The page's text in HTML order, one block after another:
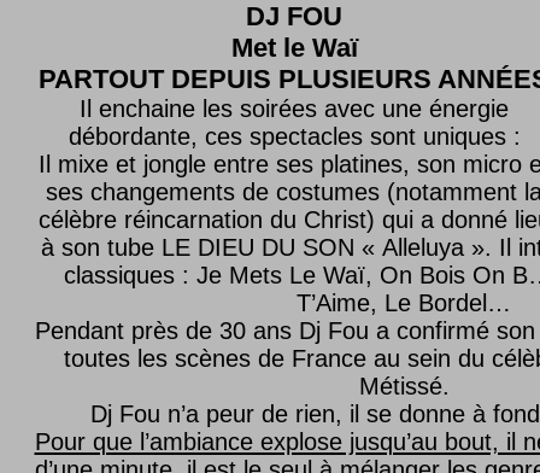
DJ FOU
Met le Waï
PARTOUT DEPUIS PLUSIEURS
Il enchaine les soirées avec une énergie
débordante, ces spectacles sont uniques :
Il mixe et jongle entre ses platines, son micro
ses changements de costumes (notamment
célèbre réincarnation du Christ) qui a donné
à son tube LE DIEU DU SON « Alleluya ». Il
classiques : Je Mets Le Waï, On Bois On
T’Aime, Le Bordel…
Pendant près de 30 ans Dj Fou a confirmé son
toutes les scènes de France au sein du
Métissé.
Dj Fou n’a peur de rien, il se donne à
Pour que l’ambiance explose jusqu’au bout, il